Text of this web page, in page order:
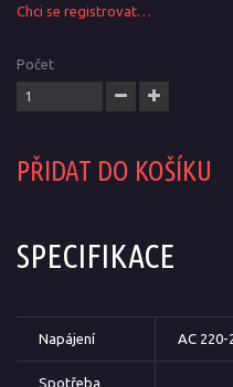
Chci se registrovat…
Počet
PŘIDAT DO KOŠÍKU
SPECIFIKACE
Napájení AC 220-
Spotřeba